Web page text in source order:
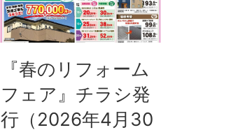
『春のリフォーム
フェア』チラシ発
行（2026年4月30